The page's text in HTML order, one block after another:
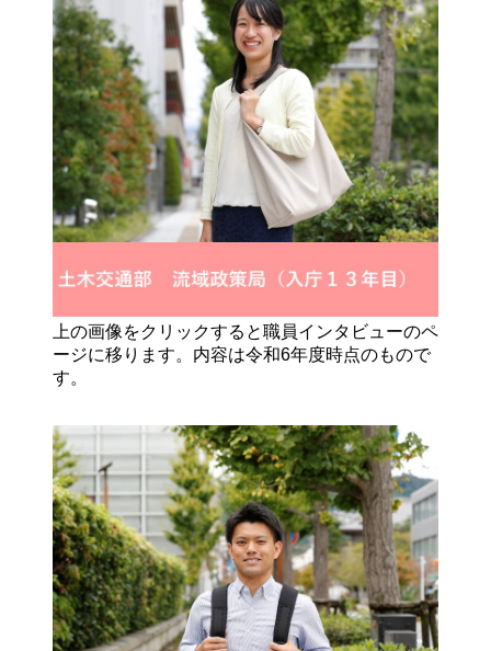
上の画像をクリックすると職員インタビューのペ
ージに移ります。内容は令和6年度時点のもので
す。